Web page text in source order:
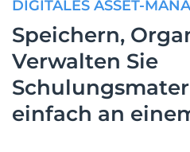
DIGITALES ASSET-
Speichern,
Verwalten Sie
einfach an